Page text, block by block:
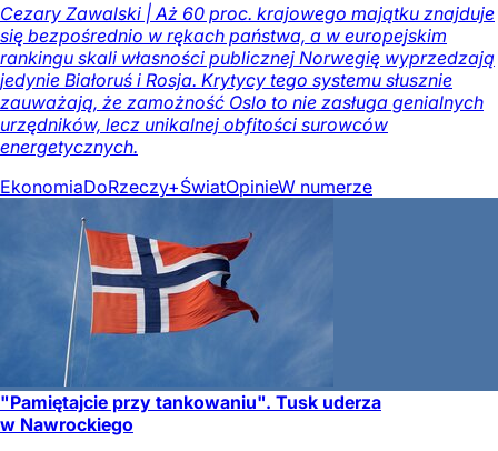
Cezary Zawalski | Aż 60 proc. krajowego majątku znajduje
się bezpośrednio w rękach państwa, a w europejskim
rankingu skali własności publicznej Norwegię wyprzedzają
jedynie Białoruś i Rosja. Krytycy tego systemu słusznie
zauważają, że zamożność Oslo to nie zasługa genialnych
urzędników, lecz unikalnej obfitości surowców
energetycznych.
EkonomiaDoRzeczy+ŚwiatOpinieW numerze
"Pamiętajcie przy tankowaniu". Tusk uderza
w Nawrockiego